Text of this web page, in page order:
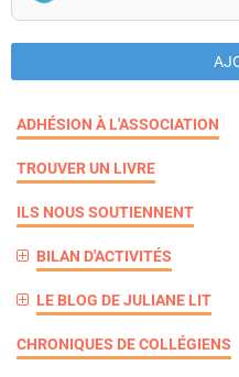
ADHÉSION À L'ASSOCIATION
TROUVER UN LIVRE
ILS NOUS SOUTIENNENT
BILAN D'ACTIVITÉS
LE BLOG DE JULIANE LIT
CHRONIQUES DE COLLÉGIENS